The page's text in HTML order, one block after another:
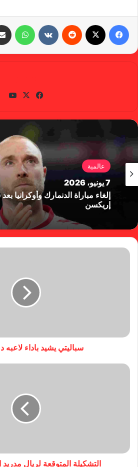
واتساب
في
وك
X
عالمية
7 يونيو، 2026
إلغاء مباراة الدنمارك وأوكرانيا
إريكسن
سباليتي يشيد باداء لاعبه
التشكيلة المتوقعة لريال مدريد